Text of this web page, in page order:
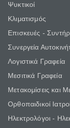
Ψυκτικοί
Κλιματισμός
Επισκευές -
Συνεργεία
Λογιστικά Γραφεία
Μεσιτικά Γραφεία
Μετακομίσεις και
Ορθοπαιδικοί
Ηλεκτρολόγοι -